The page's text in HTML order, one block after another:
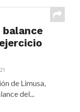
de Limusa,
del...